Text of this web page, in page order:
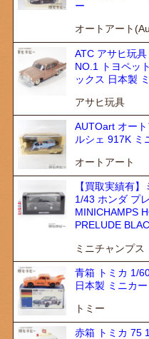
ー
オートアート
ATC アサヒ玩
NO.1 トヨペッ
ックス 日本製
アサヒ玩具
AUTOart オー
ルシェ 917K ミ
オートアート
【買取実績有
1/43 ホンダ プ
MINICHAMPS
PRELUDE
ミニチャンプス
青箱 トミカ 1/
日本製 ミニカー
トミー
赤箱 トミカ 75